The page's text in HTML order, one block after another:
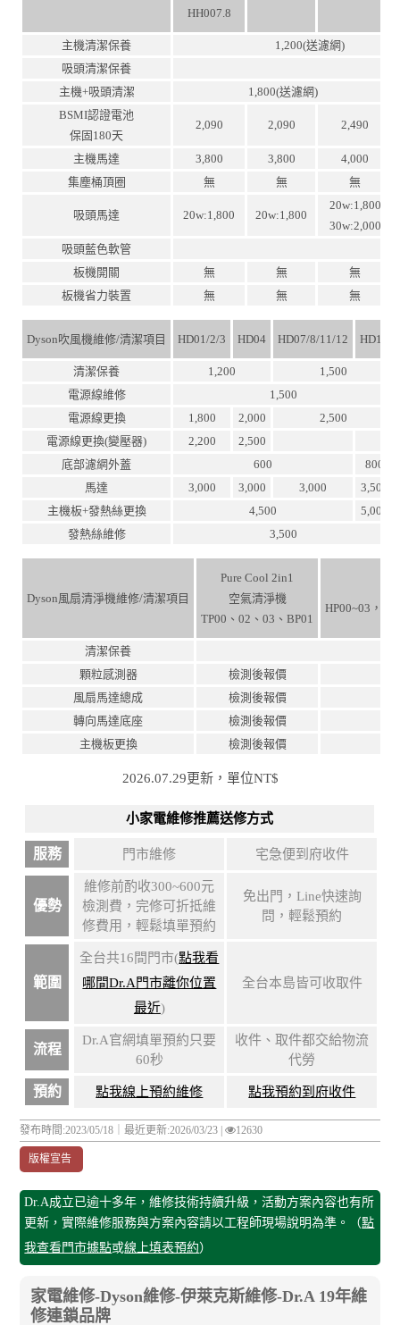
HH007.8
主機清潔保養
1,200(送濾網)
吸頭清潔保養
主機+吸頭清潔
1,800(送濾網)
BSMI認證電池
保固180天
2,090 2,090 2,490
主機馬達 3,800 3,800
4,000
集塵桶頂圈
無 無 無
吸頭馬達 20w:1,800 20w:1,800
20w:1,800
30w:2,000
吸頭藍色軟管
板機開關
無 無
無
板機省力裝置
無 無 無
Dyson吹風機維修/清潔項目 HD01/2/3 HD04 HD07/8/11/12 HD15
清潔保養 1,200
1,500
電源線維修
1,500
電源線更換
1,800 2,000
2,500
電源線更換(變壓器)
2,200
2,500
底部濾網外蓋
600
800
馬達
3,000 3,000 3,000
3,500
主機板+發熱絲更換
4,500
5,000
發熱絲維修
3,500
Dyson風扇清淨機維修/清潔項目
Pure Cool 2in1
空氣清淨機
TP00、02、03、BP01
HP00~03，
清潔保養
顆粒感測器
檢測後報價
風扇馬達總成
檢測後報價
轉向馬達底座
檢測後報價
主機板更換
檢測後報價
2026.07.29更新，單位NT$
小家電維修推薦送修方式
服務 門市維修 宅急便到府收件
優勢
維修前酌收300~600元
檢測費，完修可折抵維
修費用，輕鬆填單預約
免出門，Line快速詢
問，輕鬆預約
範圍
全台共16間門市(點我看
哪間Dr.A門市離你位置
最近)
全台本島皆可收取件
流程
Dr.A官網填單預約只要
60秒
收件、取件都交給物流
代勞
預約 點我線上預約維修 點我預約到府收件
發布時間:2023/05/18｜最近更新:2026/03/23 | 12630
版權宣告
Dr.A成立已逾十多年，維修技術持續升級，活動方案內容也有所
更新，實際維修服務與方案內容請以工程師現場說明為準。（點
我查看門市據點或線上填表預約）
家電維修-Dyson維修-伊萊克斯維修-Dr.A 19年維
修連鎖品牌